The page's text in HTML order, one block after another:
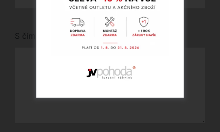
S čím vám můžeme pomoci?